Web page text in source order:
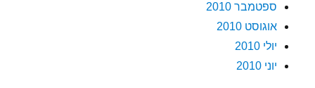
ספטמבר 2010
אוגוסט 2010
יולי 2010
יוני 2010